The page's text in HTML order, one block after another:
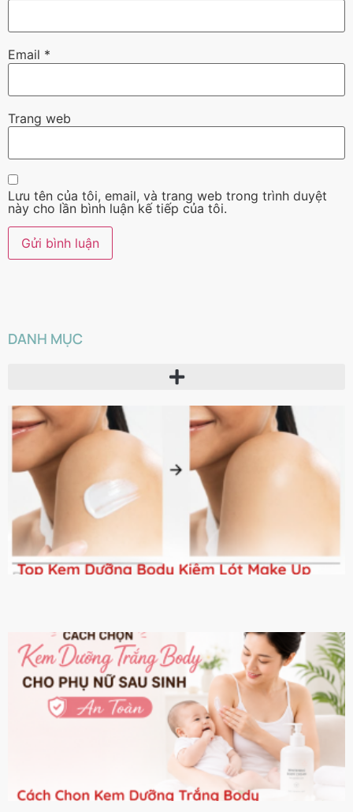
Email *
Trang web
Lưu tên của tôi, email, và trang web trong trình duyệt
này cho lần bình luận kế tiếp của tôi.
DANH MỤC